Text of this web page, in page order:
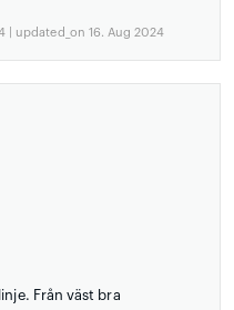
| updated_on 16. Aug 2024
Från väst bra